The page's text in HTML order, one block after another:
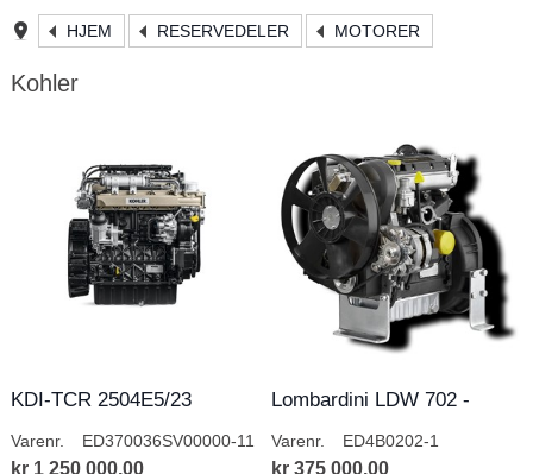
HJEM RESERVEDELER MOTORER
Kohler
KDI-TCR 2504E5/23
Varenr. ED370036SV00000-11
kr 1 250 000,00
Lombardini LDW 702 -
Varenr. ED4B0202-1
kr 375 000,00